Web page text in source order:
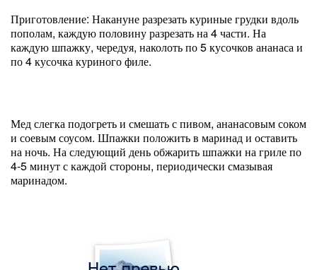
Приготовление: Накануне разрезать куриные грудки вдоль
пополам, каждую половину разрезать на 4 части. На
каждую шпажку, чередуя, наколоть по 5 кусочков ананаса и
по 4 кусочка куриного филе.
Мед слегка подогреть и смешать с пивом, ананасовым соком
и соевым соусом. Шпажки положить в маринад и оставить
на ночь. На следующий день обжарить шпажки на гриле по
4-5 минут с каждой стороны, периодически смазывая
маринадом.